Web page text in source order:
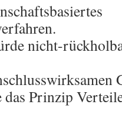
nicht-
das Prinzip